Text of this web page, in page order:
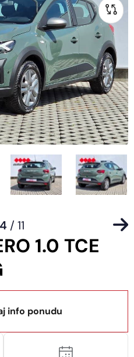
1.0 TCE
/ 11
info ponudu